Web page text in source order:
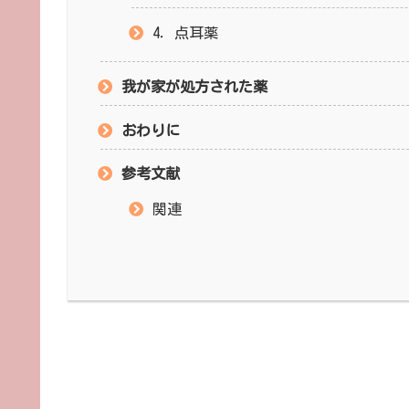
4．点耳薬
我が家が処方された薬
おわりに
参考文献
関連